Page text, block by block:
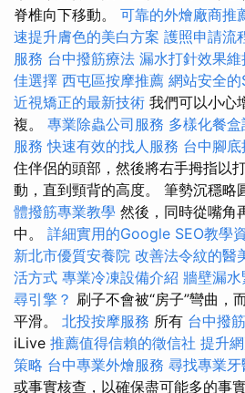
脊椎向下移動。 可靠的外燴廠商推
速提升膚色的美白方案 護照申請流
服務 台中撥筋療法 漏水打針效果維
佳選擇 西屯區按摩推薦 網站安全的
近視矯正的最新技術 我們可以小心
複。 專業除蟲公司服務 多樣化餐盒
服務 快速有效的找人服務 台中腳
住伴侶的頭部，然後將右手拇指以
動，直到頸背的高度。 筆勢沉穩略
體撥筋專業教學 然後，同時從嘴角
中。 詳細實用的Google SEO教學
新北市優質安養院 改善法令紋的醫
活方式 專業冷凍設備介紹 牆壁漏
尋引擎？ 刷子不會被“房子”彎曲，
平滑。 北投按摩服務 所有 台中撥
iLive 推薦值得信賴的徵信社 提升
策略 台中專業外燴服務 尋找專業牙
或事實核查，以確保盡可能多的事